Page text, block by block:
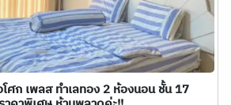
โศก เพลส ทำเลทอง 2 ห้องนอน ชั้น 17